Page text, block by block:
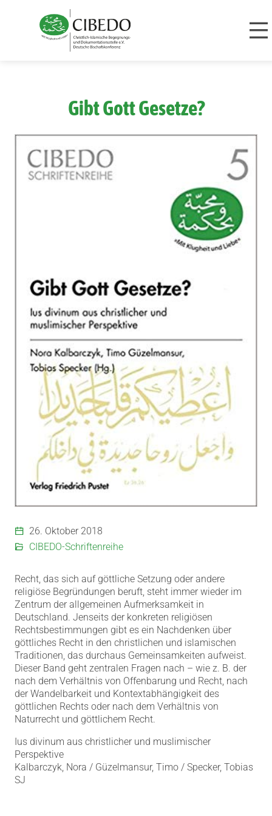
Gibt Gott Gesetze?
26. Oktober 2018
CIBEDO-Schriftenreihe
Recht, das sich auf göttliche Setzung oder andere
religiöse Begründungen beruft, steht immer wieder im
Zentrum der allgemeinen Aufmerksamkeit in
Deutschland. Jenseits der konkreten religiösen
Rechtsbestimmungen gibt es ein Nachdenken über
göttliches Recht in den christlichen und islamischen
Traditionen, das durchaus Gemeinsamkeiten aufweist.
Dieser Band geht zentralen Fragen nach – wie z. B. der
nach dem Verhältnis von Offenbarung und Recht, nach
der Wandelbarkeit und Kontextabhängigkeit des
göttlichen Rechts oder nach dem Verhältnis von
Naturrecht und göttlichem Recht.
Ius divinum aus christlicher und muslimischer
Perspektive
Kalbarczyk, Nora / Güzelmansur, Timo / Specker, Tobias
SJ